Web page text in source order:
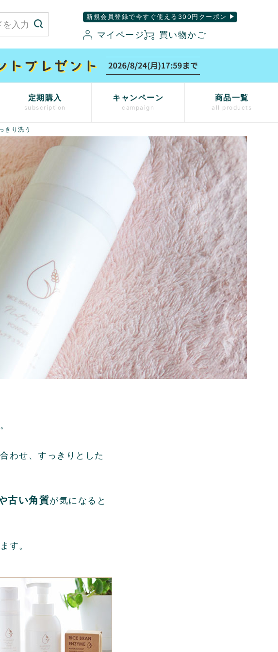
新規会員登録で今すぐ使える300円クーポン
マイページ 買い物かご
定期購入
subscription
キャンペーン
campaign
商品一覧
all products
きり洗う
わせ、すっきりとした
古い角質が気になると
す。